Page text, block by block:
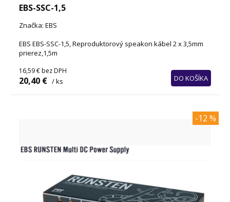
EBS-SSC-1,5
Značka: EBS
EBS EBS-SSC-1,5, Reproduktorový speakon kábel 2 x 3,5mm
prierez,1,5m
16,59 € bez DPH
20,40 € / ks DO KOŠÍKA
-12 %